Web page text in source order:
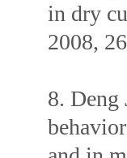
in dry
2008,
8. Deng